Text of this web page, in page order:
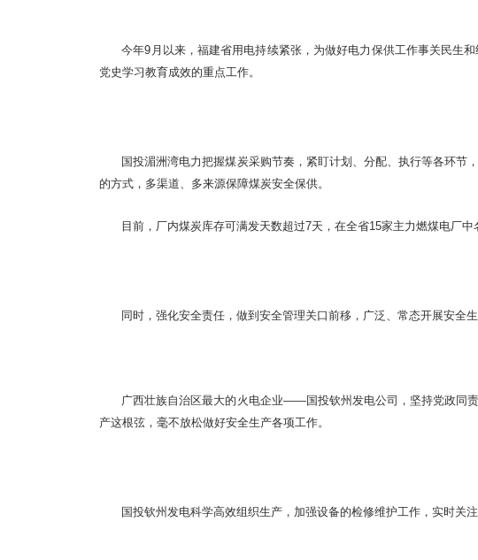
今年9月以来，福建省用电持续紧张，为做好电力保供工作事关民生
党史学习教育成效的重点工作。
国投湄洲湾电力把握煤炭采购节奏，紧盯计划、分配、执行等各环
的方式，多渠道、多来源保障煤炭安全保供。
目前，厂内煤炭库存可满发天数超过7天，在全省15家主力燃煤电厂中
同时，强化安全责任，做到安全管理关口前移，广泛、常态开展安全
广西壮族自治区最大的火电企业——国投钦州发电公司，坚持党政同
产这根弦，毫不放松做好安全生产各项工作。
国投钦州发电科学高效组织生产，加强设备的检修维护工作，实时关